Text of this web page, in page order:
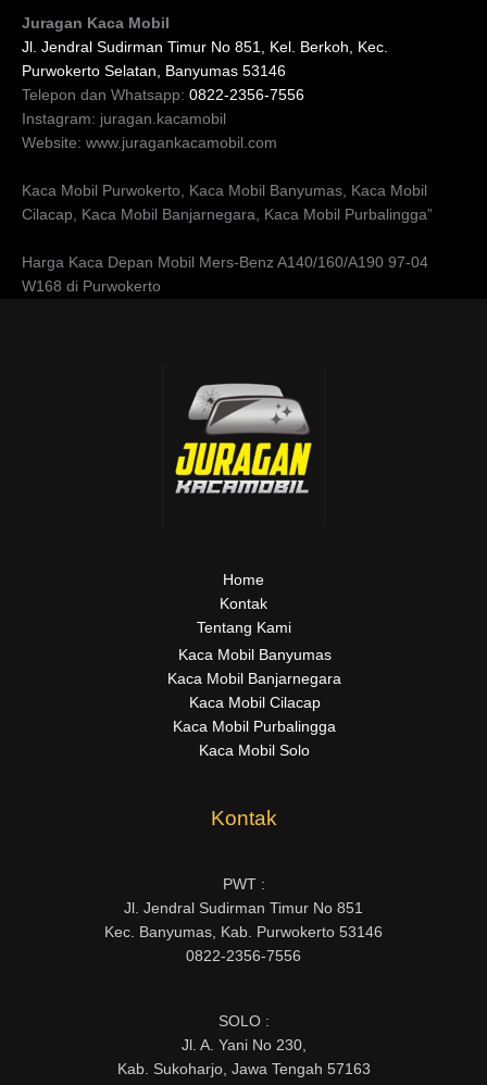
Juragan Kaca Mobil
Jl. Jendral Sudirman Timur No 851, Kel. Berkoh, Kec.
Purwokerto Selatan, Banyumas 53146
Telepon dan Whatsapp: 0822-2356-7556
Instagram: juragan.kacamobil
Website: www.juragankacamobil.com
Kaca Mobil Purwokerto, Kaca Mobil Banyumas, Kaca Mobil
Cilacap, Kaca Mobil Banjarnegara, Kaca Mobil Purbalingga”
Harga Kaca Depan Mobil Mers-Benz A140/160/A190 97-04
W168 di Purwokerto
Home
Kontak
Tentang Kami
Kaca Mobil Banyumas
Kaca Mobil Banjarnegara
Kaca Mobil Cilacap
Kaca Mobil Purbalingga
Kaca Mobil Solo
Kontak
PWT :
Jl. Jendral Sudirman Timur No 851
Kec. Banyumas, Kab. Purwokerto 53146
0822-2356-7556
SOLO :
Jl. A. Yani No 230,
Kab. Sukoharjo, Jawa Tengah 57163